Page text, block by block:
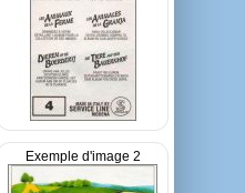
Exemple d'image 2